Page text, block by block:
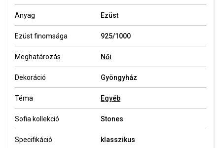
Anyag Ezüst
Ezüst finomsága 925/1000
Meghatározás Női
Dekoráció Gyöngyház
Téma Egyéb
Sofia kollekció Stones
Specifikáció klasszikus